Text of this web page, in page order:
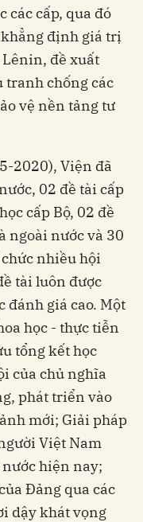
các cấp, qua đó
định giá trị
đề xuất
chống các
vệ nền tảng tư
2020), Viện đã
02 đề tài cấp
cấp Bộ, 02 đề
ngoài nước và 30
chức nhiều hội
tài luôn được
đánh giá cao. Một
học - thực tiễn
tổng kết học
của chủ nghĩa
phát triển vào
mới; Giải pháp
Việt Nam
hiện nay;
Đảng qua các
dậy khát vọng